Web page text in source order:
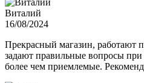
Виталий
16/08/2024
Прекрасный магазин, работают
задают правильные вопросы
более чем приемлемые.